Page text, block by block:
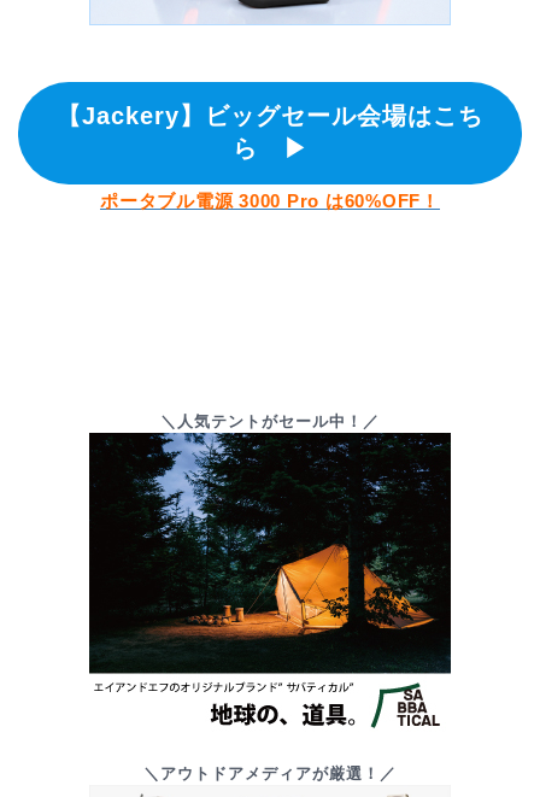
【Jackery】ビッグセール会場はこち
ら ▶
ポータブル電源 3000 Pro は60%OFF！
＼人気テントがセール中！／
＼アウトドアメディアが厳選！／